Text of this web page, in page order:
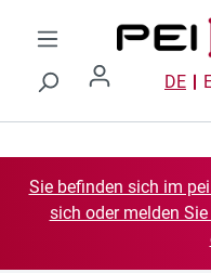
Zum Hauptinhalt springen
DE
Sie befinden sich im
sich oder melden